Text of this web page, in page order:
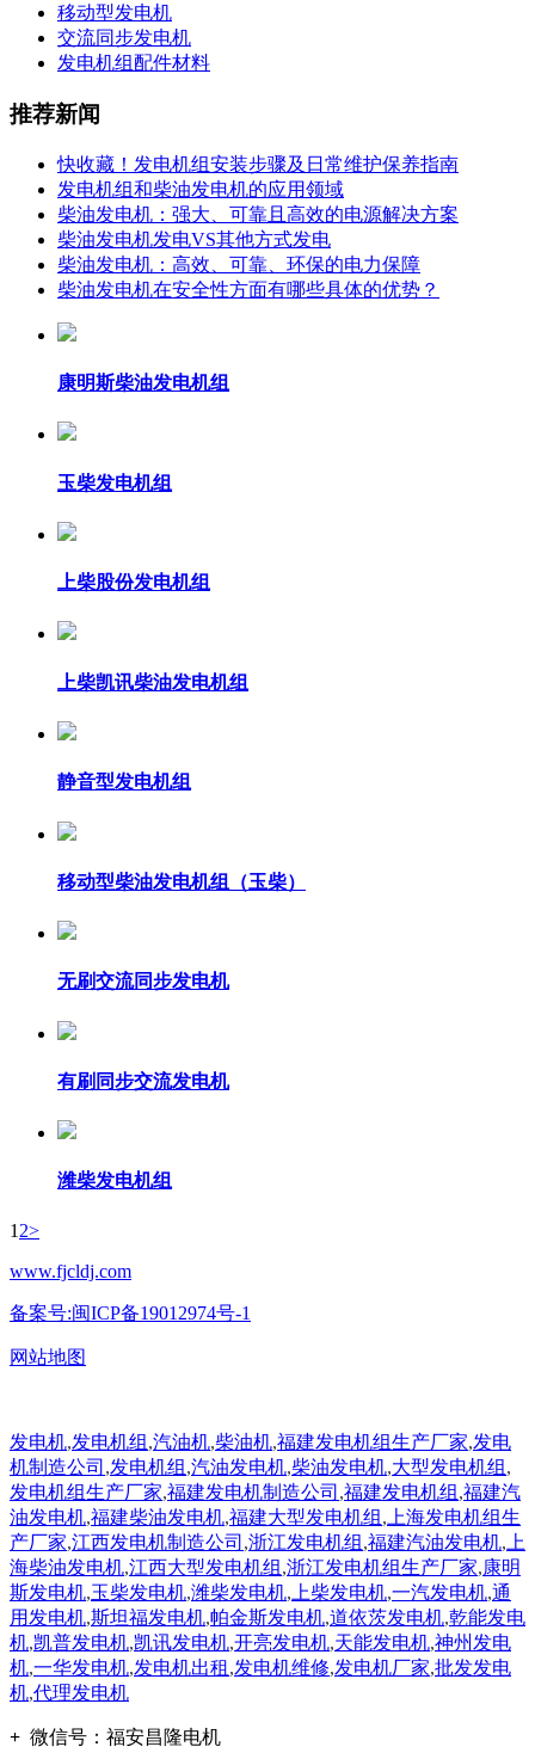
移动型发电机
交流同步发电机
发电机组配件材料
推荐新闻
快收藏！发电机组安装步骤及日常维护保养指南
发电机组和柴油发电机的应用领域
柴油发电机：强大、可靠且高效的电源解决方案
柴油发电机发电VS其他方式发电
柴油发电机：高效、可靠、环保的电力保障
柴油发电机在安全性方面有哪些具体的优势？
康明斯柴油发电机组
玉柴发电机组
上柴股份发电机组
上柴凯讯柴油发电机组
静音型发电机组
移动型柴油发电机组（玉柴）
无刷交流同步发电机
有刷同步交流发电机
潍柴发电机组
1 2>
www.fjcldj.com
备案号:闽ICP备19012974号-1
网站地图
发电机,发电机组 ,汽油机,柴油机,福建发电机组生产厂家,发电
机制造公司 ,发电机组 ,汽油发电机,柴油发电机,大型发电机组 ,
发电机组生产厂家,福建发电机制造公司 ,福建发电机组 ,福建汽
油发电机,福建柴油发电机,福建大型发电机组 , 上海发电机组生
产厂家,江西发电机制造公司 ,浙江发电机组 ,福建汽油发电机, 上
海柴油发电机,江西大型发电机组 ,浙江发电机组生产厂家,康明
斯发电机,玉柴发电机,潍柴发电机, 上柴发电机,一汽发电机,通
用发电机,斯坦福发电机,帕金斯发电机,道依茨发电机,乾能发电
机,凯普发电机,凯讯发电机,开亮发电机,天能发电机,神州发电
机,一华发电机,发电机出租 ,发电机维修,发电机厂家,批发发电
机,代理发电机
+ 微信号： 福安昌隆电机